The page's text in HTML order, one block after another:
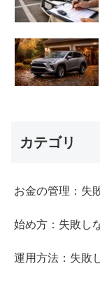
カテゴリ
お金の管理：失
始め方：失敗し
運用方法：失敗